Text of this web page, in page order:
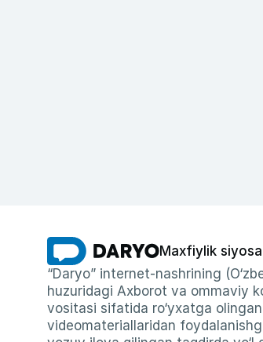
Maxfiylik
“Daryo” internet-nashrining
huzuridagi Axborot va ommaviy
vositasi sifatida ro‘yxatga
videomateriallaridan